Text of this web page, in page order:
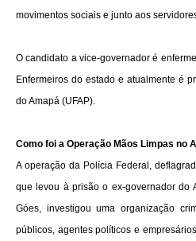
movimentos sociais e junto aos
O candidato a vice-governador é
Enfermeiros do estado e atualmente é
do Amapá (UFAP).
Como foi a Operação Mãos Limpas no
A operação da Polícia Federal,
que levou à prisão o ex-governador do
Góes, investigou uma organização
públicos, agentes políticos e